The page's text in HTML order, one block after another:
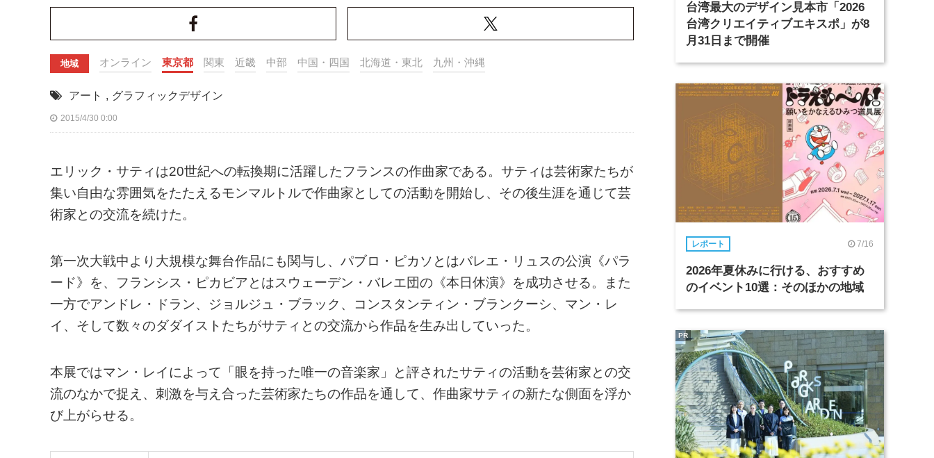
地域 オンライン 東京都 関東 近畿 中部 中国・四国 北海道・東北 九州・沖縄
アート , グラフィックデザイン
2015/4/30 0:00
エリック・サティは20世紀への転換期に活躍したフランスの作曲家である。サティは芸術家たちが
集い自由な雰囲気をたたえるモンマルトルで作曲家としての活動を開始し、その後生涯を通じて芸
術家との交流を続けた。
第一次大戦中より大規模な舞台作品にも関与し、パブロ・ピカソとはバレエ・リュスの公演《パラ
ード》を、フランシス・ピカビアとはスウェーデン・バレエ団の《本日休演》を成功させる。また
一方でアンドレ・ドラン、ジョルジュ・ブラック、コンスタンティン・ブランクーシ、マン・レ
イ、そして数々のダダイストたちがサティとの交流から作品を生み出していった。
本展ではマン・レイによって「眼を持った唯一の音楽家」と評されたサティの活動を芸術家との交
流のなかで捉え、刺激を与え合った芸術家たちの作品を通して、作曲家サティの新たな側面を浮か
び上がらせる。
台湾最大のデザイン見本市「2026
台湾クリエイティブエキスポ」が8
月31日まで開催
レポート 7/16
2026年夏休みに行ける、おすすめ
のイベント10選：そのほかの地域
PR